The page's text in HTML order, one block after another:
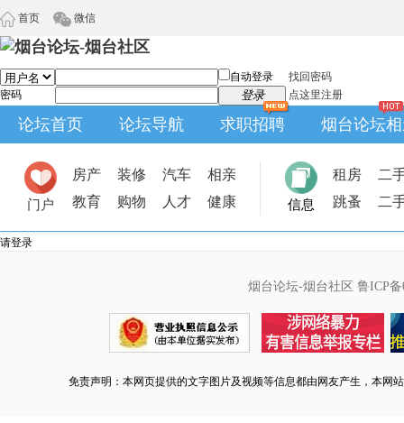
首页 微信
自动登录
找回密码
密码
登录 点这里注册
论坛首页 论坛导航 求职招聘 烟台论坛
门户
房产 装修 汽车
相亲
教育
购物 人才 健康 信息
租房
二
跳蚤
二
请登录
烟台论坛-烟台社区 鲁ICP备
免责声明：本网页提供的文字图片及视频等信息都由网友产生，本网